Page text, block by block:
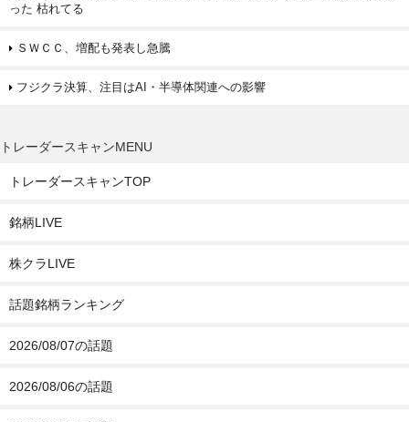
った 枯れてる
ＳＷＣＣ、増配も発表し急騰
フジクラ決算、注目はAI・半導体関連への影響
トレーダースキャンMENU
トレーダースキャンTOP
銘柄LIVE
株クラLIVE
話題銘柄ランキング
2026/08/07の話題
2026/08/06の話題